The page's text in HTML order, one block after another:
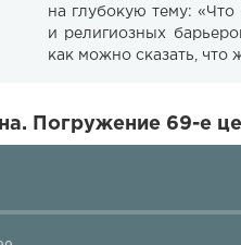
на глубокую тему: «Что
и религиозных
как можно сказать, что
Погружение 69-е